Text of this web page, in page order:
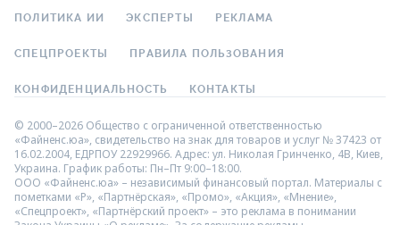
ПОЛИТИКА ИИ ЭКСПЕРТЫ РЕКЛАМА
СПЕЦПРОЕКТЫ ПРАВИЛА ПОЛЬЗОВАНИЯ
КОНФИДЕНЦИАЛЬНОСТЬ КОНТАКТЫ
© 2000–2026 Общество с ограниченной ответственностью
«Файненс.юа», свидетельство на знак для товаров и услуг № 37423 от
16.02.2004, ЕДРПОУ 22929966. Адрес: ул. Николая Гринченко, 4В, Киев,
Украина. График работы: Пн–Пт 9:00–18:00.
ООО «Файненс.юа» – независимый финансовый портал. Материалы с
пометками «Р», «Партнёрская», «Промо», «Акция», «Мнение»,
«Спецпроект», «Партнёрский проект» – это реклама в понимании